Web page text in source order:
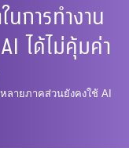
นการทำงาน
ได้ไม่คุ้มค่า
ลายภาคส่วนยังคงใช้ AI